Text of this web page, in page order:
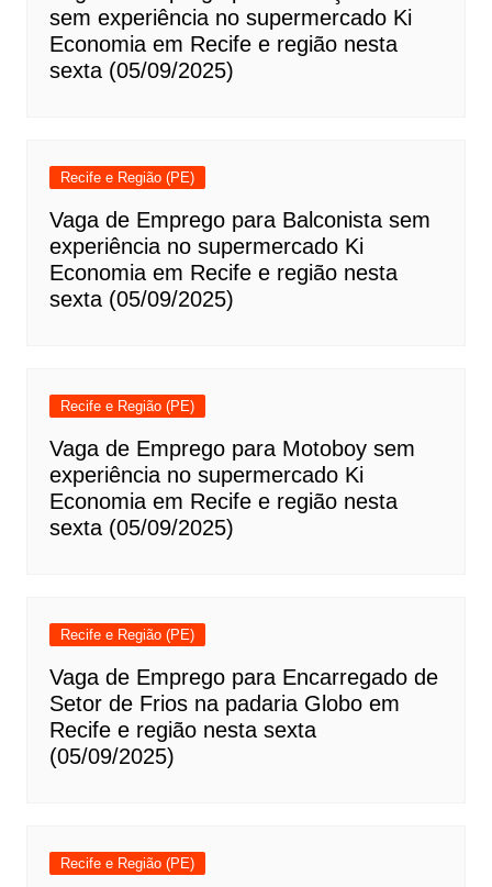
sem experiência no supermercado Ki
Economia em Recife e região nesta
sexta (05/09/2025)
Recife e Região (PE)
Vaga de Emprego para Balconista sem
experiência no supermercado Ki
Economia em Recife e região nesta
sexta (05/09/2025)
Recife e Região (PE)
Vaga de Emprego para Motoboy sem
experiência no supermercado Ki
Economia em Recife e região nesta
sexta (05/09/2025)
Recife e Região (PE)
Vaga de Emprego para Encarregado de
Setor de Frios na padaria Globo em
Recife e região nesta sexta
(05/09/2025)
Recife e Região (PE)